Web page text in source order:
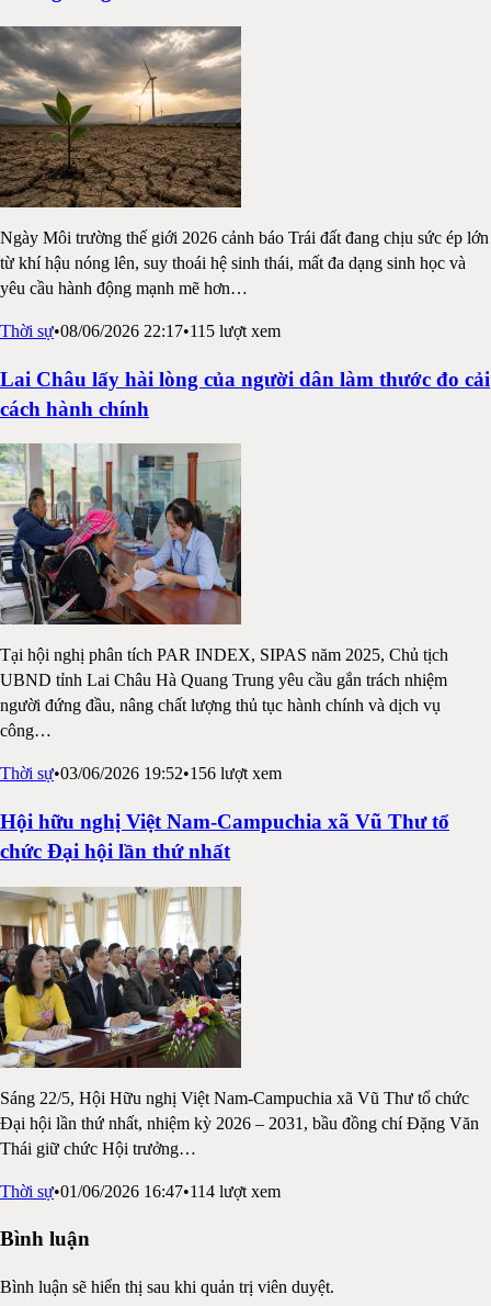
Ngày Môi trường thế giới 2026 cảnh báo Trái đất đang chịu sức ép lớn
từ khí hậu nóng lên, suy thoái hệ sinh thái, mất đa dạng sinh học và
yêu cầu hành động mạnh mẽ hơn…
Thời sự•08/06/2026 22:17•115 lượt xem
Lai Châu lấy hài lòng của người dân làm thước đo cải
cách hành chính
Tại hội nghị phân tích PAR INDEX, SIPAS năm 2025, Chủ tịch
UBND tỉnh Lai Châu Hà Quang Trung yêu cầu gắn trách nhiệm
người đứng đầu, nâng chất lượng thủ tục hành chính và dịch vụ
công…
Thời sự•03/06/2026 19:52•156 lượt xem
Hội hữu nghị Việt Nam-Campuchia xã Vũ Thư tổ
chức Đại hội lần thứ nhất
Sáng 22/5, Hội Hữu nghị Việt Nam-Campuchia xã Vũ Thư tổ chức
Đại hội lần thứ nhất, nhiệm kỳ 2026 – 2031, bầu đồng chí Đặng Văn
Thái giữ chức Hội trưởng…
Thời sự•01/06/2026 16:47•114 lượt xem
Bình luận
Bình luận sẽ hiển thị sau khi quản trị viên duyệt.